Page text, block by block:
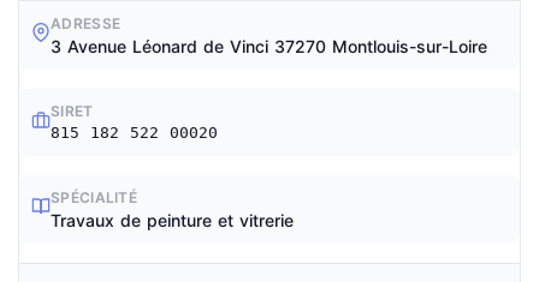
ADRESSE
3 Avenue Léonard de Vinci 37270 Montlouis-sur-Loire
SIRET
815 182 522 00020
SPÉCIALITÉ
Travaux de peinture et vitrerie